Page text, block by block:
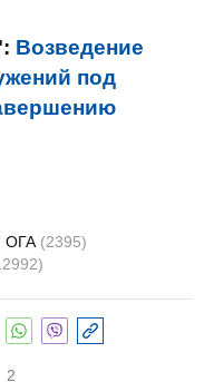
Возведение
под
ОГА (2395)
2